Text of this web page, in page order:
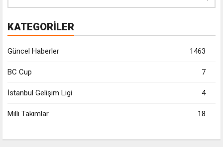
KATEGORİLER
Güncel Haberler 1463
BC Cup 7
İstanbul Gelişim Ligi 4
Milli Takımlar 18